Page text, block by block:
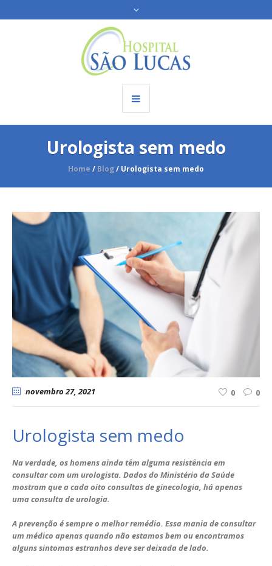
Urologista sem medo
Home / Blog/ Urologista sem medo
novembro 27, 2021 0 0
Urologista sem medo
Na verdade, os homens ainda têm alguma resistência em
consultar com um urologista. Dados do Ministério da Saúde
mostram que a cada oito consultas de ginecologia, há apenas
uma consulta de urologia.
A prevenção é sempre o melhor remédio. Essa mania de consultar
um médico apenas quando não estamos bem ou encontramos
alguns sintomas estranhos deve ser deixada de lado.